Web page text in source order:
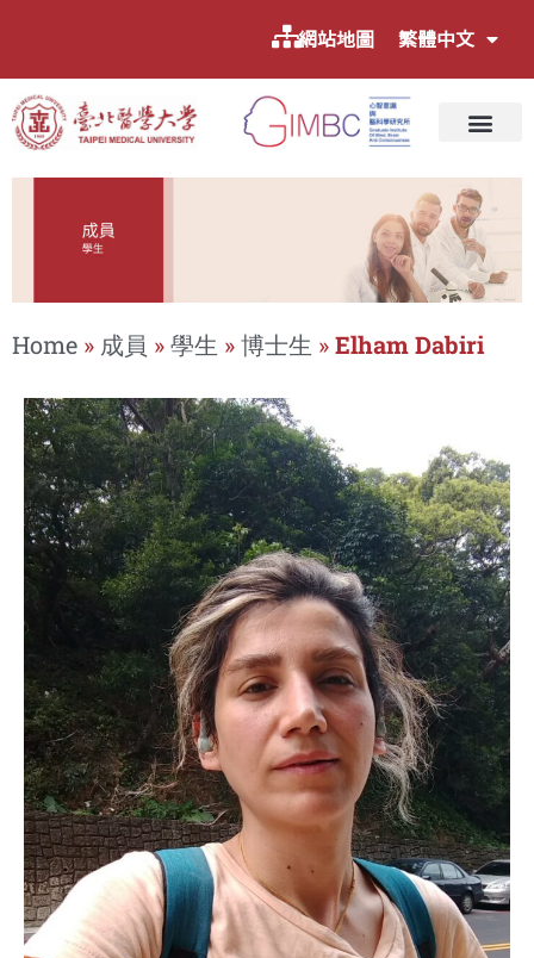
網站地圖 繁體中文
Home » 成員 »學生 »博士生 »Elham Dabiri